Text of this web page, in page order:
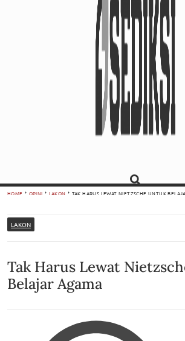
HOME OPINI LAKON TAK HARUS LEWAT NIETZSCHE UNTUK
LAKON
Tak Harus Lewat
Belajar Agama